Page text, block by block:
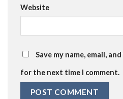
Website
Save my name, email,
for the next time I comment.